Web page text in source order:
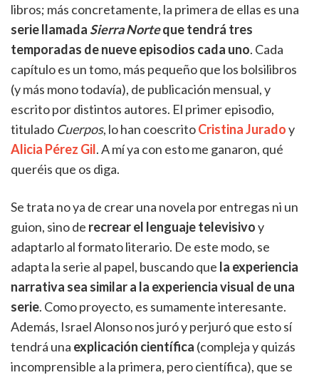
libros; más concretamente, la primera de ellas es una
serie llamada Sierra Norteque tendrá tres
temporadas de nueve episodios cada uno. Cada
capítulo es un tomo, más pequeño que los bolsilibros
(y más mono todavía), de publicación mensual, y
escrito por distintos autores. El primer episodio,
titulado Cuerpos, lo han coescritoCristina Juradoy
Alicia Pérez Gil. A mí ya con esto me ganaron, qué
queréis que os diga.
Se trata no ya de crear una novela por entregas ni un
guion, sino de recrear el lenguaje televisivoy
adaptarlo al formato literario. De este modo, se
adapta la serie al papel, buscando que la experiencia
narrativa sea similar a la experiencia visual de una
serie. Como proyecto, es sumamente interesante.
Además, Israel Alonso nos juró y perjuró que esto sí
tendrá una explicación científica (compleja y quizás
incomprensible a la primera, pero científica), que se